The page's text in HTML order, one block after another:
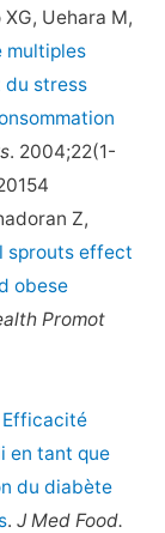
Uehara M,
multiples
du stress
. 2004;22(1-
Z,
sprouts effect
obese
Promot
Efficacité
en tant que
du diabète
.J Med Food.